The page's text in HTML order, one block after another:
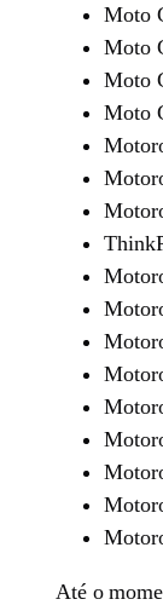
Moto
Moto
Moto
Moto
Até o